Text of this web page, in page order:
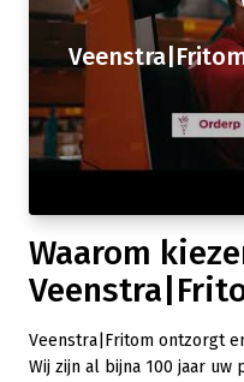
Waarom
Veenstra|Fritom ontzorgt
Wij zijn al bijna 100 jaar uw